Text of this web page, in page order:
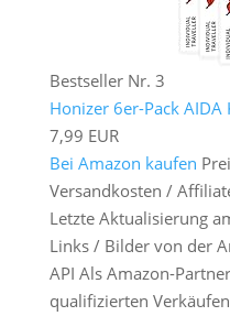
Bestseller Nr. 3
Honizer 6er-Pack
7,99 EUR
Bei Amazon kaufen
Versandkosten /
Letzte Aktualisierung
Links / Bilder von der
API Als Amazon-
qualifizierten Verkäufen